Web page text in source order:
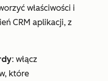
właściwości i
CRM aplikacji, z
: włącz
które